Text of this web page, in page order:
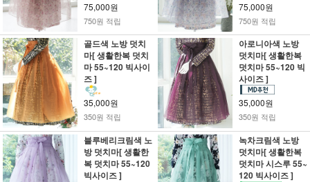
75,000원
750원 적립
75,000원
750원 적립
골드색 노방 덧치
마[ 생활한복 덧치
마 55~120 빅사이
즈 ]
35,000원
350원 적립
아로니아색 노방
덧치마[ 생활한복
덧치마 55~120 빅
사이즈 ]
35,000원
350원 적립
블루베리크림색 노
방 덧치마[ 생활한
복 덧치마 55~120
빅사이즈 ]
녹차크림색 노방
덧치마[ 생활한복
덧치마 시스루 55~
120 빅사이즈 ]